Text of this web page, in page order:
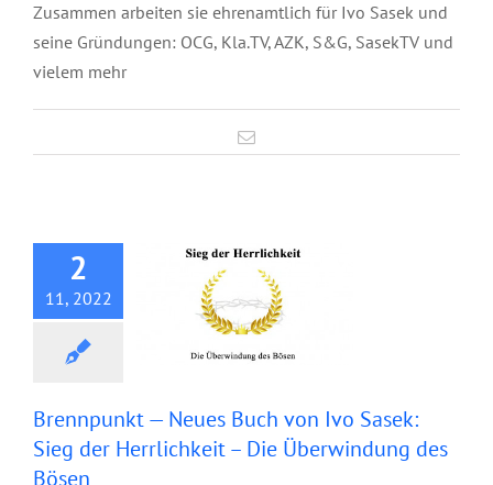
Zusammen arbeiten sie ehrenamtlich für Ivo Sasek und
seine Gründungen: OCG, Kla.TV, AZK, S&G, SasekTV und
vielem mehr
E-
Mail
2
11, 2022
Neues Buch von Ivo
Bösen
Brennpunkt — Neues Buch von Ivo Sasek:
Sieg der Herrlichkeit – Die Überwindung des
Bösen